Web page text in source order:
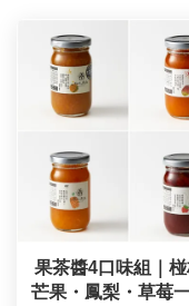
果茶醬4口味組｜椪
芒果・鳳梨・草莓